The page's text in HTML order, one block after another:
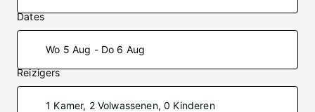
Dates
Wo 5 Aug - Do 6 Aug
Reizigers
1 Kamer, 2 Volwassenen, 0 Kinderen